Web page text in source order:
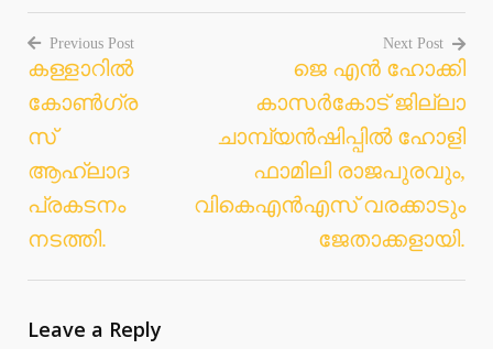
Post
navigation
Previous Post
കള്ളാറിൽ
കോൺഗ്ര
സ്
ആഹ്ലാദ
പ്രകടനം
നടത്തി.
Next Post
ജെ എൻ ഹോക്കി
കാസർകോട് ജില്ലാ
ചാമ്പ്യൻഷിപ്പിൽ ഹോളി
ഫാമിലി രാജപുരവും,
വികെഎൻഎസ് വരക്കാടും
ജേതാക്കളായി.
Leave a Reply